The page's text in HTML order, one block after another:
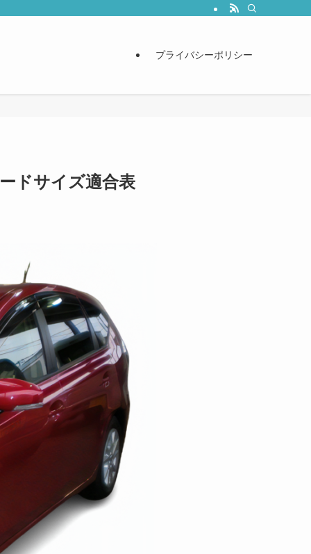
プライバシーポリシー
ドサイズ適合表